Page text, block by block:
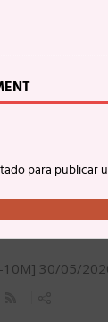
para publicar